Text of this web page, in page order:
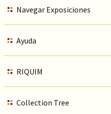
Navegar Exposiciones
Ayuda
RIQUIM
Collection Tree